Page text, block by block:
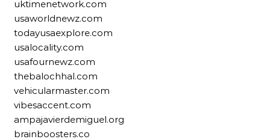
uktimenetwork.com
usaworldnewz.com
todayusaexplore.com
usalocality.com
usafournewz.com
thebalochhal.com
vehicularmaster.com
vibesaccent.com
ampajavierdemiguel.org
brainboosters.co